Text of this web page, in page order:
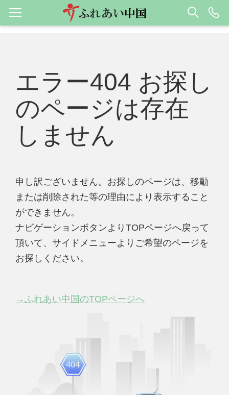
エラー404 お探し
のページは存在
しません
申し訳ございません。お探しのページは、移動
または削除された等の理由により表示すること
ができません。
ナビゲーションボタンよりTOPページへ戻って
頂いて、サイドメニューよりご希望のページを
お探しください。
→ふれあい中国のTOPページへ